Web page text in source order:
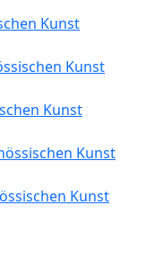
Kunst
Kunst
Kunst
Kunst
Kunst